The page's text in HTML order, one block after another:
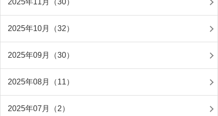
2025年11月（30）
2025年10月（32）
2025年09月（30）
2025年08月（11）
2025年07月（2）